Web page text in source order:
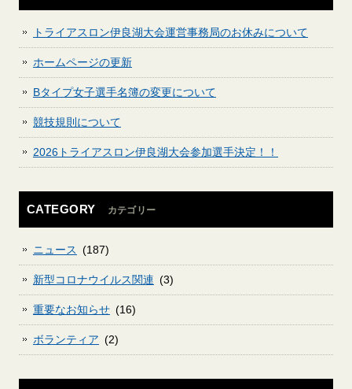
トライアスロン伊良湖大会運営事務局のお休みについて
ホームページの更新
Bタイプ女子選手名簿の変更について
競技規則について
2026トライアスロン伊良湖大会参加選手決定！！
CATEGORY カテゴリー
ニュース (187)
新型コロナウイルス関連 (3)
重要なお知らせ (16)
ボランティア (2)